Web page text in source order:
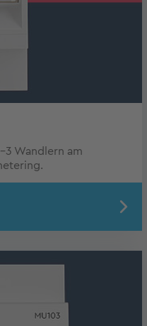
3 Wandlern am